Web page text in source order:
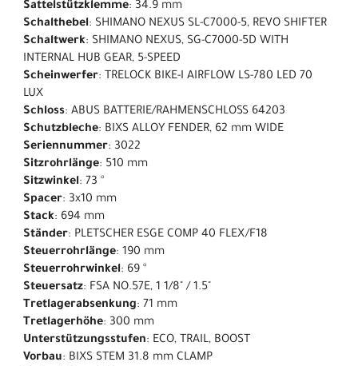
Sattelstützklemme: 34.9 mm
Schalthebel: SHIMANO NEXUS SL-C7000-5, REVO SHIFTER
Schaltwerk: SHIMANO NEXUS, SG-C7000-5D WITH
INTERNAL HUB GEAR, 5-SPEED
Scheinwerfer: TRELOCK BIKE-I AIRFLOW LS-780 LED 70
LUX
Schloss: ABUS BATTERIE/RAHMENSCHLOSS 64203
Schutzbleche: BIXS ALLOY FENDER, 62 mm WIDE
Seriennummer: 3022
Sitzrohrlänge: 510 mm
Sitzwinkel: 73 °
Spacer: 3x10 mm
Stack: 694 mm
Ständer: PLETSCHER ESGE COMP 40 FLEX/F18
Steuerrohrlänge: 190 mm
Steuerrohrwinkel: 69 °
Steuersatz: FSA NO.57E, 1 1/8" / 1.5"
Tretlagerabsenkung: 71 mm
Tretlagerhöhe: 300 mm
Unterstützungsstufen: ECO, TRAIL, BOOST
Vorbau: BIXS STEM 31.8 mm CLAMP